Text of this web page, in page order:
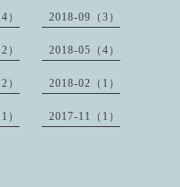
） 2018-09（3）
） 2018-05（4）
） 2018-02（1）
） 2017-11（1）